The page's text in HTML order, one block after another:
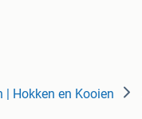
| Hokken en Kooien